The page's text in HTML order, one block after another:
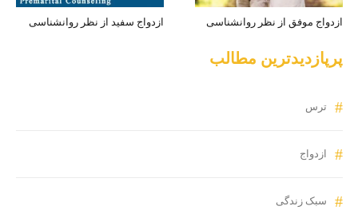
ازدواج موفق از نظر روانشناسی ازدواج سفید از نظر روانشناسی
پرپازدیدترین مطالب
ترس
ازدواج
سبک زندگی